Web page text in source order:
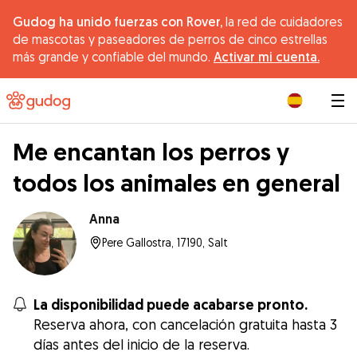
Gudog ha unido fuerzas con Rover, la red de cuidadores
de mascotas y paseadores de perros de cinco estrellas
más grande y confiable del mundo. Activar mi cuenta.
Me encantan los perros y
todos los animales en general
Anna
Pere Gallostra, 17190, Salt
La disponibilidad puede acabarse pronto.
Reserva ahora, con cancelación gratuita hasta 3
días antes del inicio de la reserva.